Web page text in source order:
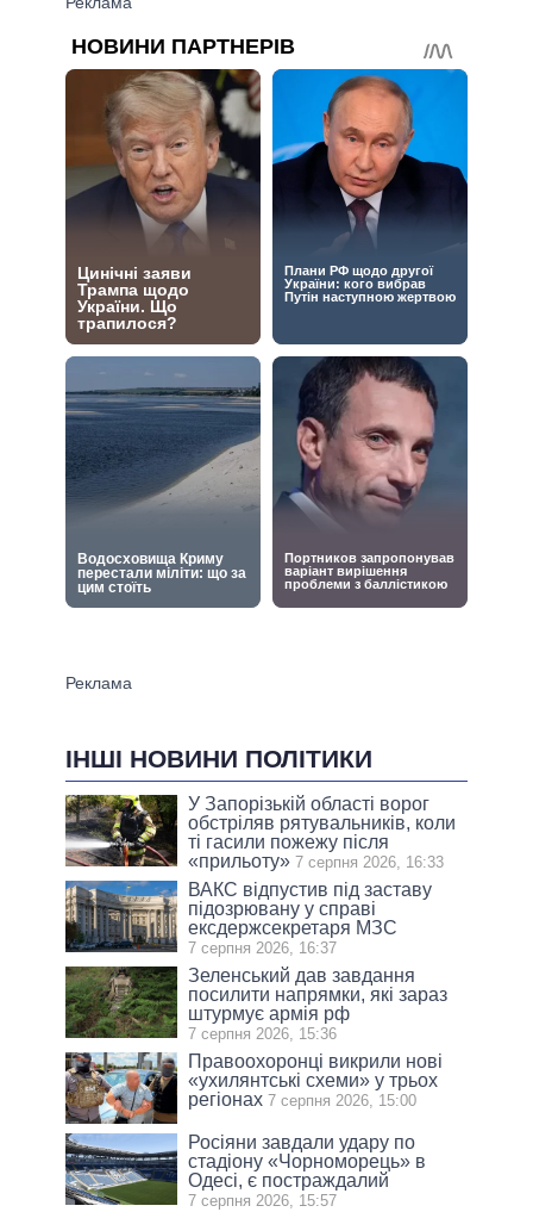
ІНШІ НОВИНИ ПОЛІТИКИ
У Запорізькій області ворог
обстріляв рятувальників, коли
ті гасили пожежу після
«прильоту» 7 серпня 2026, 16:33
ВАКС відпустив під заставу
підозрювану у справі
ексдержсекретаря МЗС
7 серпня 2026, 16:37
Зеленський дав завдання
посилити напрямки, які зараз
штурмує армія рф
7 серпня 2026, 15:36
Правоохоронці викрили нові
«ухилянтські схеми» у трьох
регіонах 7 серпня 2026, 15:00
Росіяни завдали удару по
стадіону «Чорноморець» в
Одесі, є постраждалий
7 серпня 2026, 15:57